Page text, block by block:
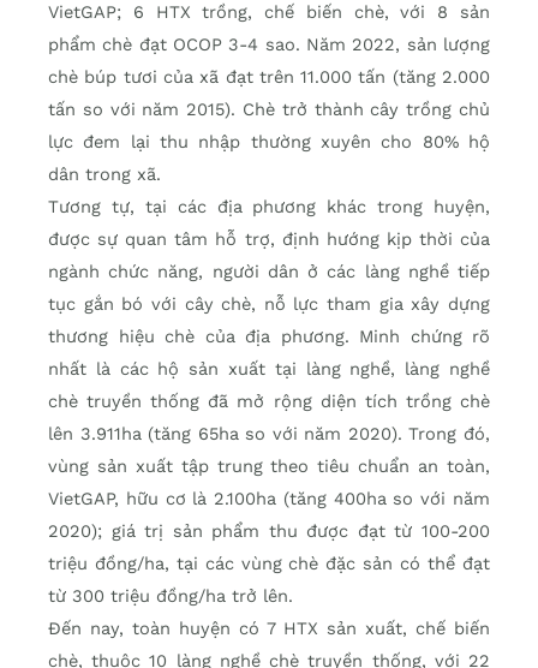
VietGAP; 6 HTX trồng, chế biến chè, với 8 sản
phẩm chè đạt OCOP 3-4 sao. Năm 2022, sản lượng
chè búp tươi của xã đạt trên 11.000 tấn (tăng 2.000
tấn so với năm 2015). Chè trở thành cây trồng chủ
lực đem lại thu nhập thường xuyên cho 80% hộ
dân trong xã.
Tương tự, tại các địa phương khác trong huyện,
được sự quan tâm hỗ trợ, định hướng kịp thời của
ngành chức năng, người dân ở các làng nghề tiếp
tục gắn bó với cây chè, nỗ lực tham gia xây dựng
thương hiệu chè của địa phương. Minh chứng rõ
nhất là các hộ sản xuất tại làng nghề, làng nghề
chè truyền thống đã mở rộng diện tích trồng chè
lên 3.911ha (tăng 65ha so với năm 2020). Trong đó,
vùng sản xuất tập trung theo tiêu chuẩn an toàn,
VietGAP, hữu cơ là 2.100ha (tăng 400ha so với năm
2020); giá trị sản phẩm thu được đạt từ 100-200
triệu đồng/ha, tại các vùng chè đặc sản có thể đạt
từ 300 triệu đồng/ha trở lên.
Đến nay, toàn huyện có 7 HTX sản xuất, chế biến
chè, thuộc 10 làng nghề chè truyền thống, với 22